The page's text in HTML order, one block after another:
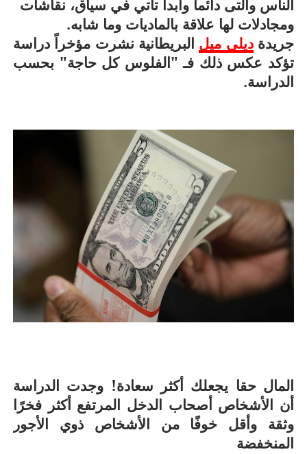
الناس والتى دائماً وأبدا تأتي في سياق، نقاشات
ومجادلات لها علاقة بالماديات وما شابه.
جريدةديلي ميل البريطانية نشرت مؤخراً دراسة
تؤكد عكس ذلك فـ "الفلوس كل حاجة" بحسب
الدراسة.
المال حقا يجعلك أكثر سعادة! وجدت الدراسة
أن الأشخاص أصحاب الدخل المرتفع أكثر فخرًا
وثقة وأقل خوفًا من الأشخاص ذوي الأجور
المنخفضة